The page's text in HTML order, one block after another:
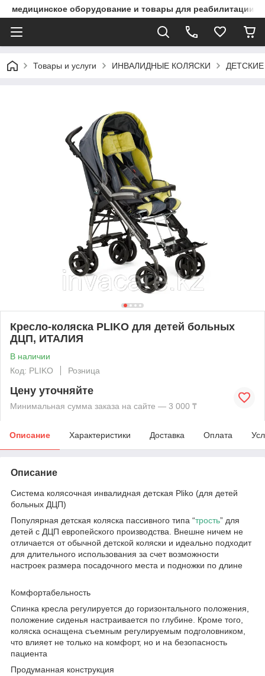
медицинское оборудование и товары для реабилитации
Товары и услуги ИНВАЛИДНЫЕ КОЛЯСКИ
Кресло-коляска PLIKO для детей больных
ДЦП, ИТАЛИЯ
В наличии
Код: PLIKO
Розница
Цену уточняйте
Минимальная сумма заказа на сайте — 3 000 ₸
Описание Характеристики Доставка Оплата
Описание
Система колясочная инвалидная детская Pliko (для детей
больных ДЦП)
Популярная детская коляска пассивного типа “трость” для
детей с ДЦП европейского производства. Внешне ничем не
отличается от обычной детской коляски и идеально подходит
для длительного использования за счет возможности
настроек размера посадочного места и подножки по длине
Комфортабельность
Спинка кресла регулируется до горизонтального положения,
положение сиденья настраивается по глубине. Кроме того,
коляска оснащена съемным регулируемым подголовником,
что влияет не только на комфорт, но и на безопасность
пациента
Продуманная конструкция